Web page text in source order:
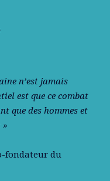
n’est jamais
est que ce combat
que des hommes et
»
fondateur du